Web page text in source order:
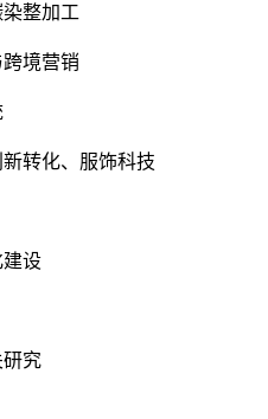
整加工
境营销
转化、服饰科技
设
究